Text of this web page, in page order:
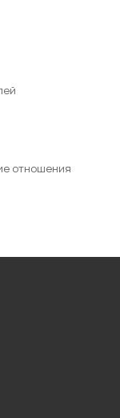
отношения